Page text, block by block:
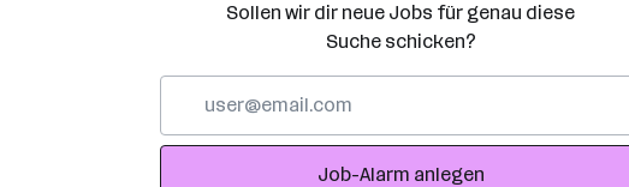
Sollen wir dir neue Jobs für genau diese
Suche schicken?
Adresse
Job-Alarm anlegen